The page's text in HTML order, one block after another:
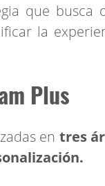
que busca
la
Plus
en tres